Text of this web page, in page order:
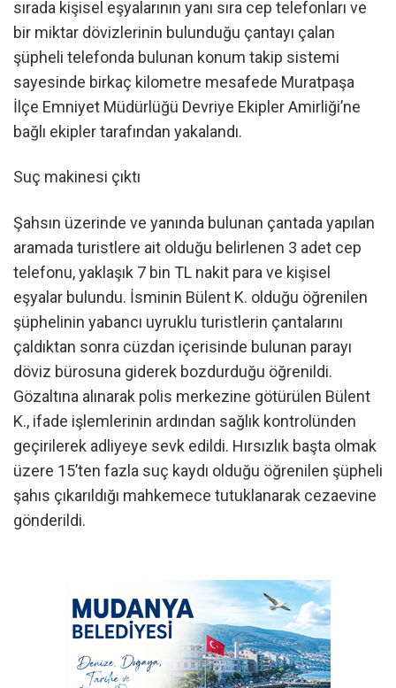
sırada kişisel eşyalarının yanı sıra cep telefonları ve
bir miktar dövizlerinin bulunduğu çantayı çalan
şüpheli telefonda bulunan konum takip sistemi
sayesinde birkaç kilometre mesafede Muratpaşa
İlçe Emniyet Müdürlüğü Devriye Ekipler Amirliği’ne
bağlı ekipler tarafından yakalandı.
Suç makinesi çıktı
Şahsın üzerinde ve yanında bulunan çantada yapılan
aramada turistlere ait olduğu belirlenen 3 adet cep
telefonu, yaklaşık 7 bin TL nakit para ve kişisel
eşyalar bulundu. İsminin Bülent K. olduğu öğrenilen
şüphelinin yabancı uyruklu turistlerin çantalarını
çaldıktan sonra cüzdan içerisinde bulunan parayı
döviz bürosuna giderek bozdurduğu öğrenildi.
Gözaltına alınarak polis merkezine götürülen Bülent
K., ifade işlemlerinin ardından sağlık kontrolünden
geçirilerek adliyeye sevk edildi. Hırsızlık başta olmak
üzere 15’ten fazla suç kaydı olduğu öğrenilen şüpheli
şahıs çıkarıldığı mahkemece tutuklanarak cezaevine
gönderildi.